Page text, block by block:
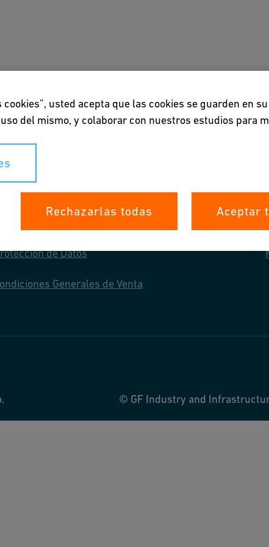
y herramientas Sobre nosotros
Sus derechos
de Datos
Generales de Venta
© GF Industry and
usted acepta que las cookies se guarden en
del mismo, y colaborar con nuestros estudios para
Rechazarlas todas Aceptar